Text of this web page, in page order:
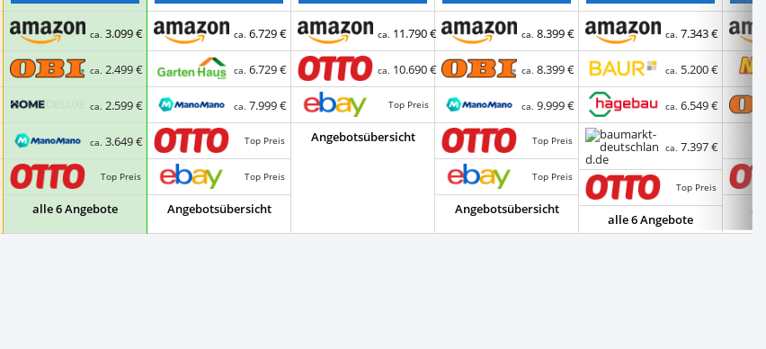
ca.3.099 €
ca. 2.499 €
ca. 2.599 €
ca.3.649 €
Top Preis
alle 6 Angebote
ca.6.729 €
ca.6.729 €
ca.7.999 €
Top Preis
Top Preis
Angebotsübersicht
ca. 11.790 €
ca. 10.690 €
Top Preis
Angebotsübersicht
ca.8.399 €
ca.8.399 €
ca.9.999 €
Top Preis
Top Preis
Angebotsübersicht
ca.7.343 €
ca. 5.200 €
ca.6.549 €
ca.7.397 €
Top Preis
alle 6 Angebote